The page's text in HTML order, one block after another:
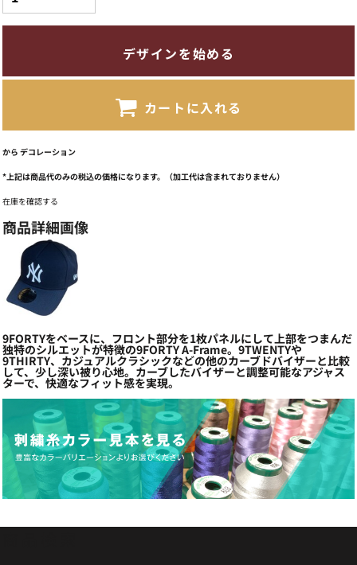
デザインを始める
カートに入れる
から デコレーション
*上記は商品代のみの税込の価格になります。（加工代は含まれておりません）
在庫を確認する
商品詳細画像
9FORTYをベースに、フロント部分を1枚パネルにして上部をつまんだ
独特のシルエットが特徴の9FORTY A-Frame。9TWENTYや
9THIRTY、カジュアルクラシックなどの他のカーブドバイザーと比較
して、少し深い被り心地。カーブしたバイザーと調整可能なアジャス
ターで、快適なフィット感を実現。